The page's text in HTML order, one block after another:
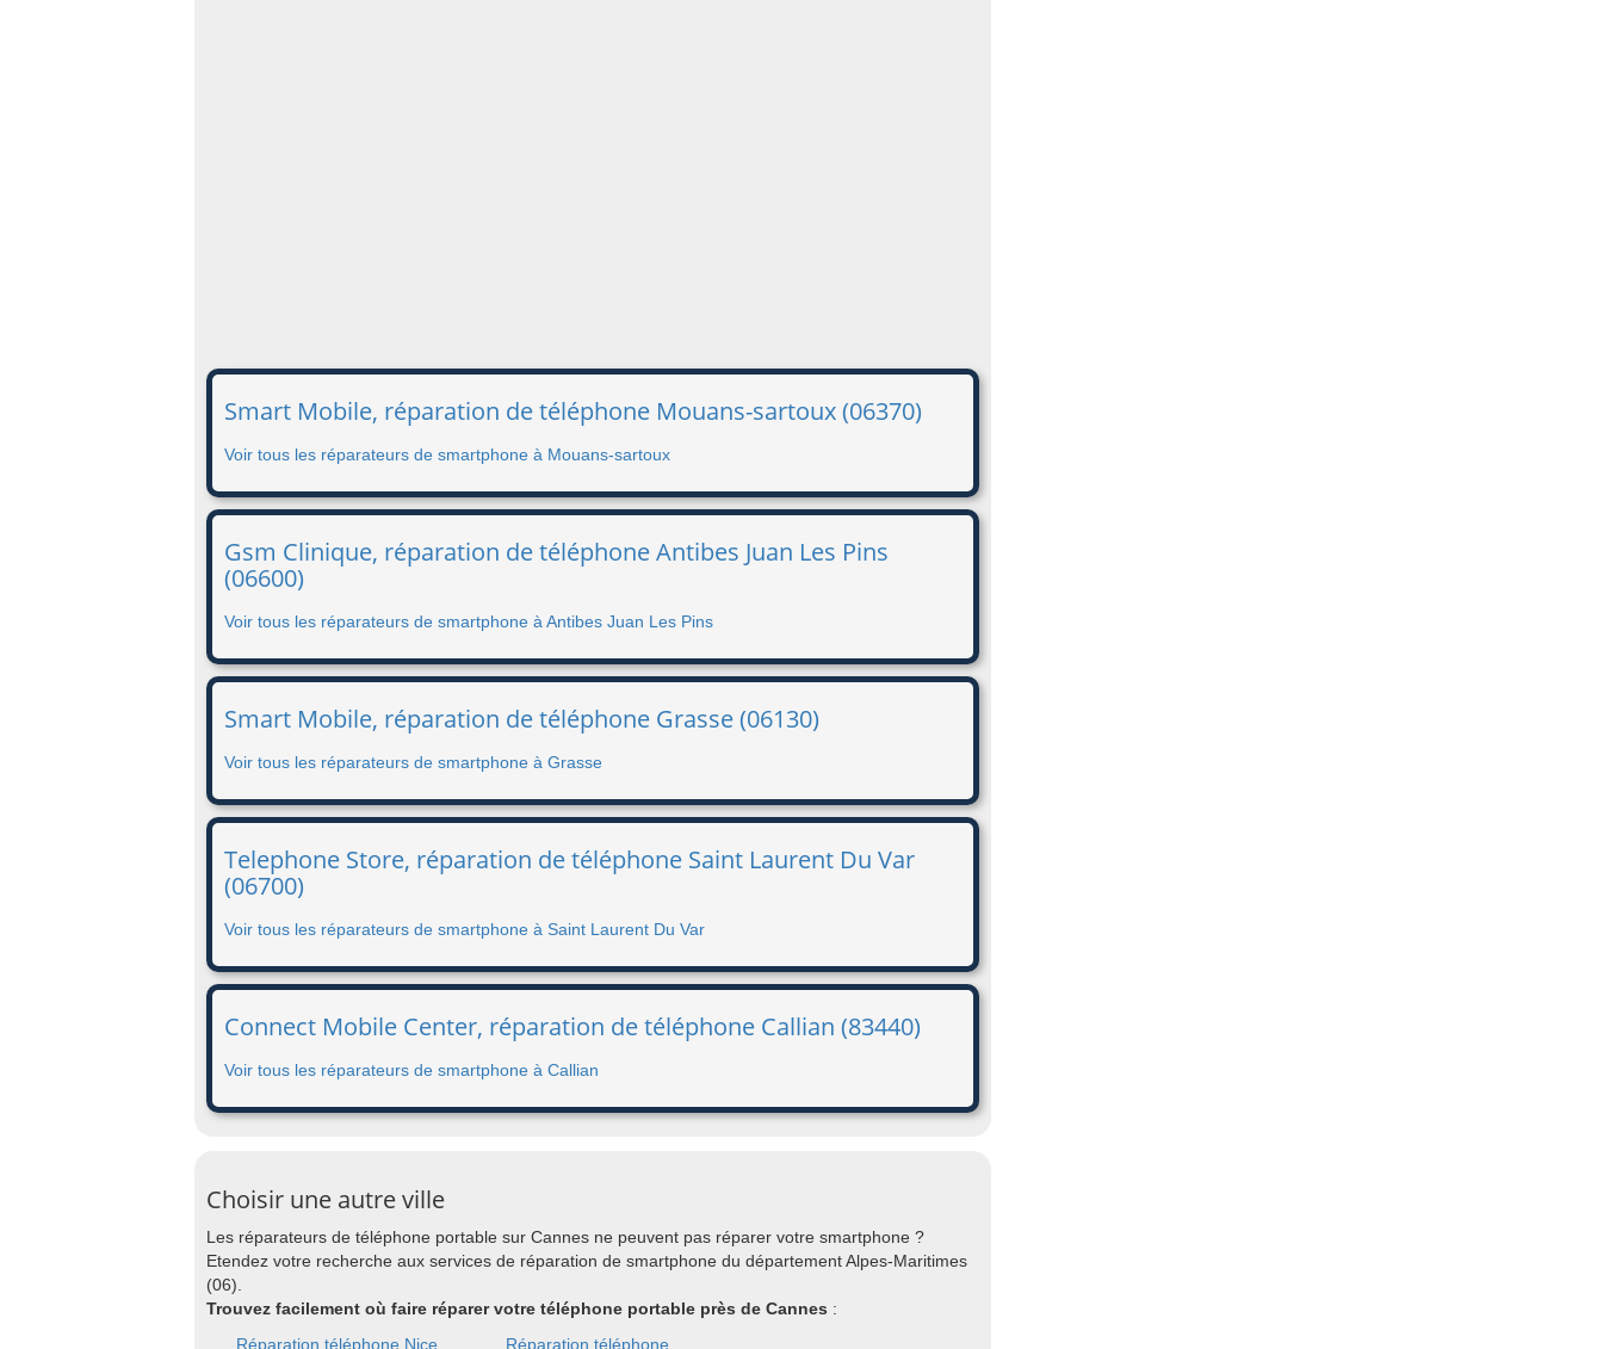
Smart Mobile, réparation de téléphone Mouans-sartoux (06370)
Voir tous les réparateurs de smartphone à Mouans-sartoux
Gsm Clinique, réparation de téléphone Antibes Juan Les Pins
(06600)
Voir tous les réparateurs de smartphone à Antibes Juan Les Pins
Smart Mobile, réparation de téléphone Grasse (06130)
Voir tous les réparateurs de smartphone à Grasse
Telephone Store, réparation de téléphone Saint Laurent Du Var
(06700)
Voir tous les réparateurs de smartphone à Saint Laurent Du Var
Connect Mobile Center, réparation de téléphone Callian (83440)
Voir tous les réparateurs de smartphone à Callian
Choisir une autre ville
Les réparateurs de téléphone portable sur Cannes ne peuvent pas réparer votre smartphone ?
Etendez votre recherche aux services de réparation de smartphone du département Alpes-Maritimes
(06).
Trouvez facilement où faire réparer votre téléphone portable près de Cannes :
Réparation téléphone Nice
Réparation téléphone